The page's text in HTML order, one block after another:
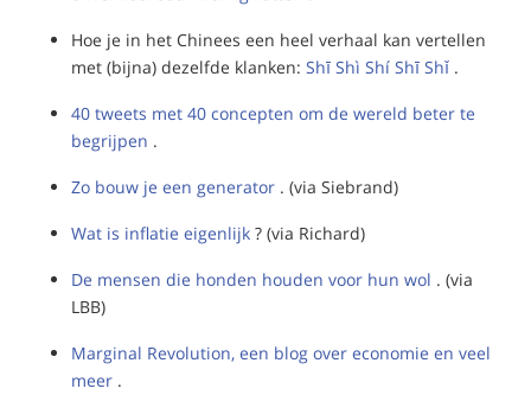
Hoe je in het Chinees een heel verhaal kan vertellen
met (bijna) dezelfde klanken: Shī Shì Shí Shī Shǐ .
40 tweets met 40 concepten om de wereld beter te
begrijpen .
Zo bouw je een generator . (via Siebrand)
Wat is inflatie eigenlijk ? (via Richard)
De mensen die honden houden voor hun wol . (via
LBB)
Marginal Revolution, een blog over economie en veel
meer .